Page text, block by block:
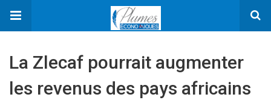
La Zlecaf pourrait augmenter
les revenus des pays africains